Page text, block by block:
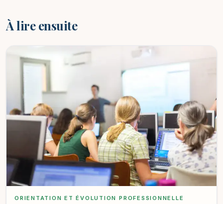
À lire ensuite
ORIENTATION ET ÉVOLUTION PROFESSIONNELLE